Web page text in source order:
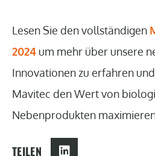
Lesen Sie den vollständigen
2024 um mehr über unsere
Innovationen zu erfahren
Mavitec den Wert von
Nebenprodukten
TEILEN